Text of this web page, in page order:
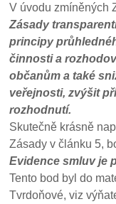
V úvodu zmíněných
Zásady
principy
činnosti a
občanům a také
veřejnosti, zvýšit
rozhodnutí.
Skutečně krásně
Zásady v článku 5,
Evidence smluv je
Tento bod byl do
Tvrdoňové, viz